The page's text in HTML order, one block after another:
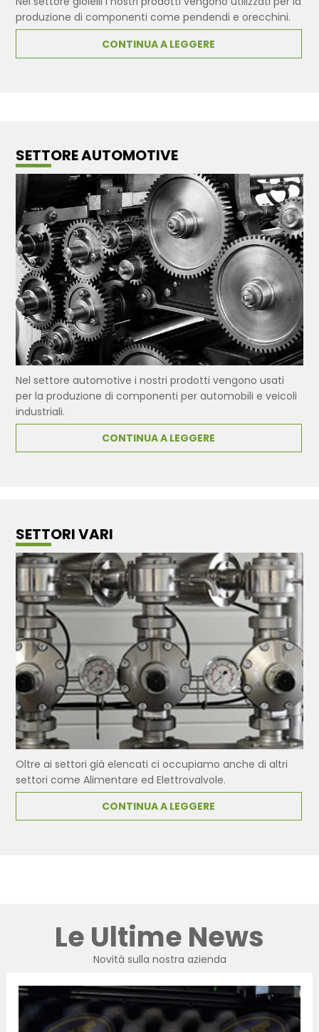
produzione di componenti come pendendi e orecchini.
CONTINUA A LEGGERE
SETTORE AUTOMOTIVE
Nel settore automotive i nostri prodotti vengono usati
per la produzione di componenti per automobili e veicoli
industriali.
CONTINUA A LEGGERE
SETTORI VARI
Oltre ai settori già elencati ci occupiamo anche di altri
settori come Alimentare ed Elettrovalvole.
CONTINUA A LEGGERE
Le Ultime News
Novità sulla nostra azienda